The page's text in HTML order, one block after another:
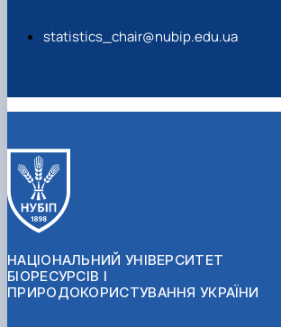
statistics_chair@nubip.edu.ua
НАЦІОНАЛЬНИЙ УНІВЕРСИТЕТ
БІОРЕСУРСІВ І
ПРИРОДОКОРИСТУВАННЯ УКРАЇНИ